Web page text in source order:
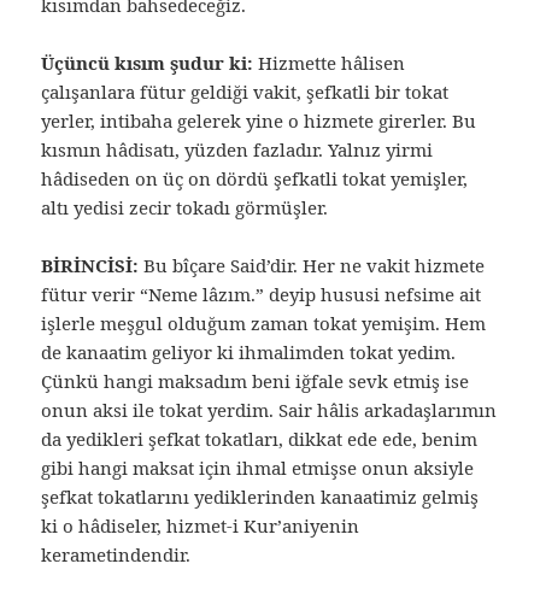
kısımdan bahsedeceğiz.
Üçüncü kısım şudur ki: Hizmette hâlisen
çalışanlara fütur geldiği vakit, şefkatli bir tokat
yerler, intibaha gelerek yine o hizmete girerler. Bu
kısmın hâdisatı, yüzden fazladır. Yalnız yirmi
hâdiseden on üç on dördü şefkatli tokat yemişler,
altı yedisi zecir tokadı görmüşler.
BİRİNCİSİ: Bu bîçare Said’dir. Her ne vakit hizmete
fütur verir “Neme lâzım.” deyip hususi nefsime ait
işlerle meşgul olduğum zaman tokat yemişim. Hem
de kanaatim geliyor ki ihmalimden tokat yedim.
Çünkü hangi maksadım beni iğfale sevk etmiş ise
onun aksi ile tokat yerdim. Sair hâlis arkadaşlarımın
da yedikleri şefkat tokatları, dikkat ede ede, benim
gibi hangi maksat için ihmal etmişse onun aksiyle
şefkat tokatlarını yediklerinden kanaatimiz gelmiş
ki o hâdiseler, hizmet-i Kur’aniyenin
kerametindendir.